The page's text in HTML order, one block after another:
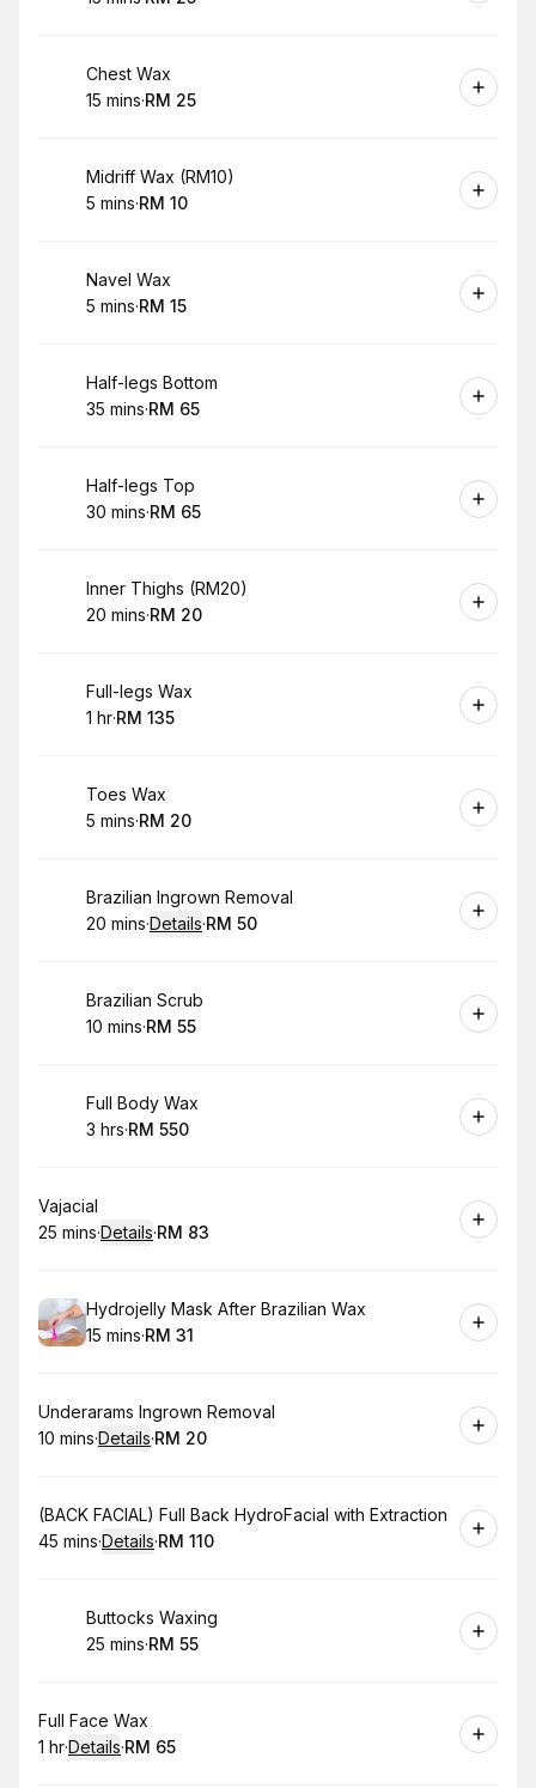
.Duration :
.Price
Book
Chest Wax
.Duration :
15 mins·
.Price
RM 25
Book
Midriff Wax (RM10)
. Duration:
5 mins·
.Price
RM 10
Book
Navel Wax
. Duration:
5 mins·
.Price
RM 15
Book
Half-legs Bottom
.Duration
35 mins·
.Price
RM 65
Book
Half-legs Top
.Duration
30 mins·
.Price
RM 65
Book
Inner Thighs (RM20)
.Duration
20 mins·
.Price
RM 20
Book
Full-legs Wax
. Duration
1 hr·
.Price:
RM 135
Book
Toes Wax
. Duration:
5 mins·
.Price
RM 20
Book
Brazilian Ingrown Removal
.Duration:
20 mins·Details·
.Price
RM 50
Book
Brazilian Scrub
.Duration :
10 mins·
.Price
RM 55
Book
Full Body Wax
. Duration:
3 hrs·
.Price:
RM 550
Book
Vajacial
.Duration:
25 mins·Details·
.Price
RM 83
Book
Hydrojelly Mask After Brazilian Wax
.Duration :
15 mins·
.Price
RM 31
Book
Underarams Ingrown Removal
.Duration:
10 mins·Details·
.Price
RM 20
Book
(BACK FACIAL) Full Back HydroFacial with Extraction
.Duration:
45 mins·Details·
.Price
RM 110
Book
Buttocks Waxing
.Duration
25 mins·
.Price
RM 55
Book
Full Face Wax
. Duration:
1 hr·Details·
.Price
RM 65